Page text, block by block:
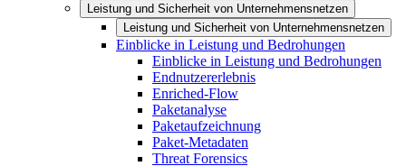
Leistung und Sicherheit von Unternehmensnetzen
Leistung und Sicherheit von Unternehmensnetzen
Einblicke in Leistung und Bedrohungen
Einblicke in Leistung und Bedrohungen
Endnutzererlebnis
Enriched-Flow
Paketanalyse
Paketaufzeichnung
Paket-Metadaten
Threat Forensics